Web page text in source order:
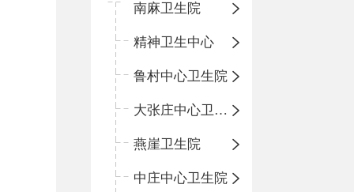
南麻卫生院
精神卫生中心
鲁村中心卫生院
大张庄中心卫生院
燕崖卫生院
中庄中心卫生院